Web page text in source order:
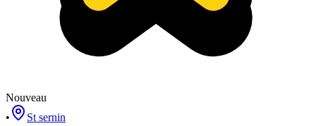
Nouveau
•
St sernin